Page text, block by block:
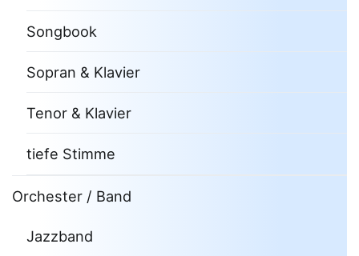
Songbook
Sopran & Klavier
Tenor & Klavier
tiefe Stimme
Orchester / Band
Jazzband